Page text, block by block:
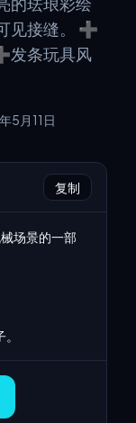
见接缝。 ➕
发条玩具风
5月11日
复制
场景的一部